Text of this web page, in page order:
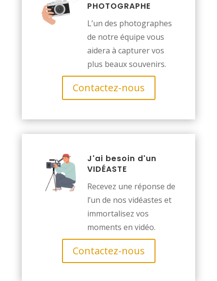
PHOTOGRAPHE
L’un des photographes
de notre équipe vous
aidera à capturer vos
plus beaux souvenirs.
Contactez-nous
J'ai besoin d'un
VIDÉASTE
Recevez une réponse de
l’un de nos vidéastes et
immortalisez vos
moments en vidéo.
Contactez-nous